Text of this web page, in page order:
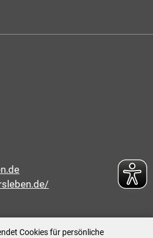
Cookies für persönliche